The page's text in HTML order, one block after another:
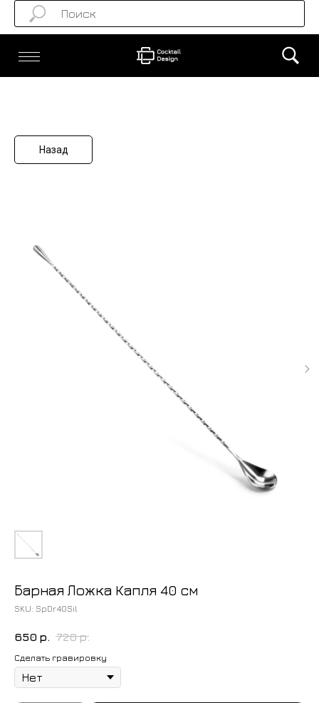
Назад
Барная Ложка Капля 40 см
SKU: SpDr40Sil
650 р. 720 р.
Сделать гравировку